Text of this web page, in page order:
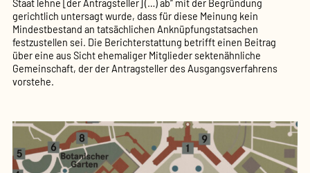
Staat lehne [der Antragsteller] (…) ab“ mit der Begründung
gerichtlich untersagt wurde, dass für diese Meinung kein
Mindestbestand an tatsächlichen Anknüpfungstatsachen
festzustellen sei. Die Berichterstattung betrifft einen Beitrag
über eine aus Sicht ehemaliger Mitglieder sektenähnliche
Gemeinschaft, der der Antragsteller des Ausgangsverfahrens
vorstehe.